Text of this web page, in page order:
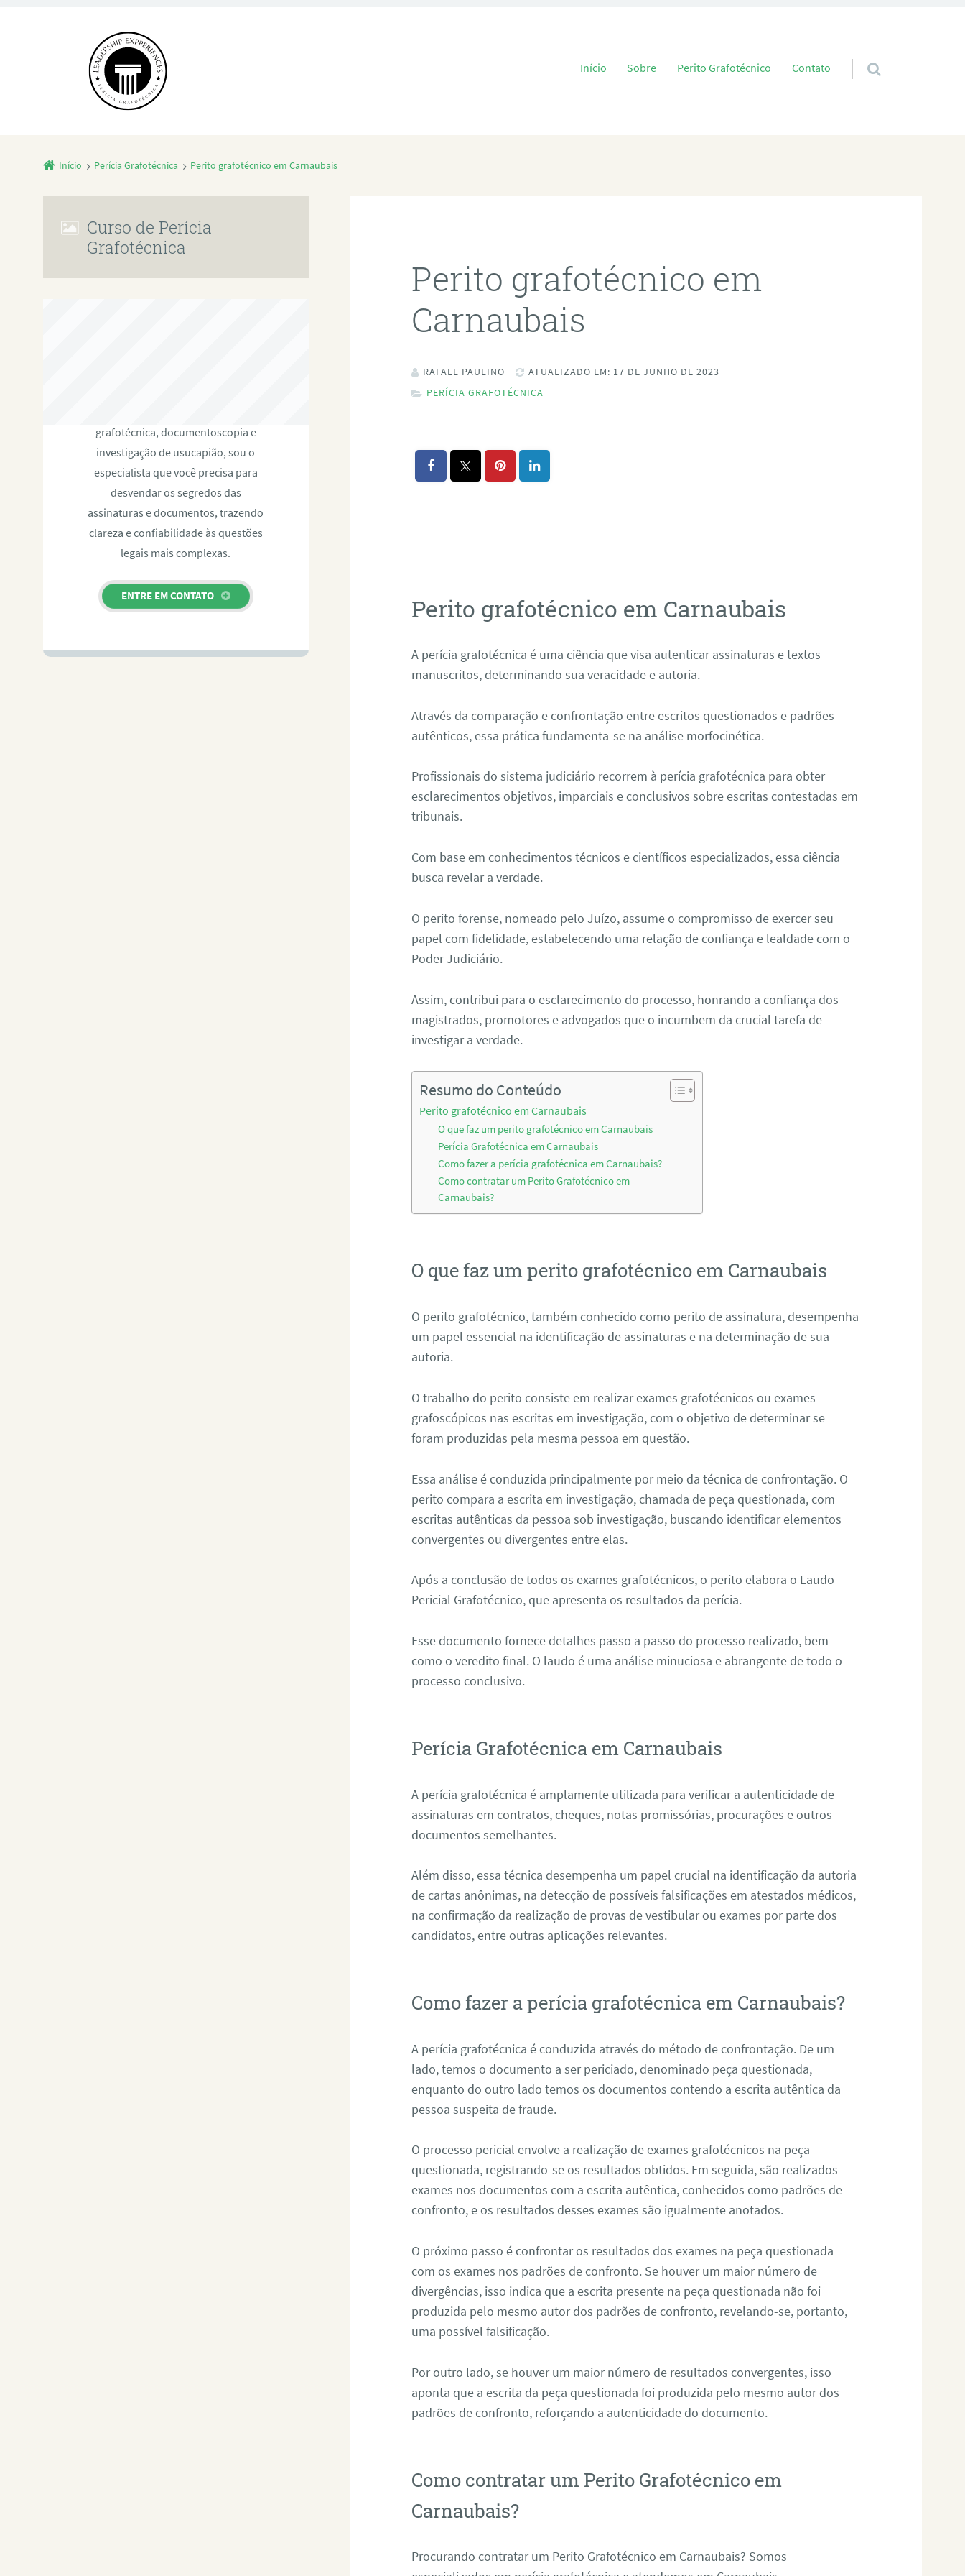
Pular para o conteúdo
Início Sobre Perito Grafotécnico Contato
Início Perícia Grafotécnica Perito grafotécnico em Carnaubais
Perito grafotécnico em
Carnaubais
RAFAEL PAULINO
ATUALIZADO EM: 17 DE JUNHO DE 2023
PERÍCIA GRAFOTÉCNICA
Perito grafotécnico em Carnaubais
A perícia grafotécnica é uma ciência que visa autenticar assinaturas e textos
manuscritos, determinando sua veracidade e autoria.
Através da comparação e confrontação entre escritos questionados e padrões
autênticos, essa prática fundamenta-se na análise morfocinética.
Profissionais do sistema judiciário recorrem à perícia grafotécnica para obter
esclarecimentos objetivos, imparciais e conclusivos sobre escritas contestadas em
tribunais.
Com base em conhecimentos técnicos e científicos especializados, essa ciência
busca revelar a verdade.
O perito forense, nomeado pelo Juízo, assume o compromisso de exercer seu
papel com fidelidade, estabelecendo uma relação de confiança e lealdade com o
Poder Judiciário.
Assim, contribui para o esclarecimento do processo, honrando a confiança dos
magistrados, promotores e advogados que o incumbem da crucial tarefa de
investigar a verdade.
Resumo do Conteúdo
Perito grafotécnico em Carnaubais
O que faz um perito grafotécnico em Carnaubais
Perícia Grafotécnica em Carnaubais
Como fazer a perícia grafotécnica em Carnaubais?
Como contratar um Perito Grafotécnico em
Carnaubais?
O que faz um perito grafotécnico em Carnaubais
O perito grafotécnico, também conhecido como perito de assinatura, desempenha
um papel essencial na identificação de assinaturas e na determinação de sua
autoria.
O trabalho do perito consiste em realizar exames grafotécnicos ou exames
grafoscópicos nas escritas em investigação, com o objetivo de determinar se
foram produzidas pela mesma pessoa em questão.
Essa análise é conduzida principalmente por meio da técnica de confrontação. O
perito compara a escrita em investigação, chamada de peça questionada, com
escritas autênticas da pessoa sob investigação, buscando identificar elementos
convergentes ou divergentes entre elas.
Após a conclusão de todos os exames grafotécnicos, o perito elabora o Laudo
Pericial Grafotécnico, que apresenta os resultados da perícia.
Esse documento fornece detalhes passo a passo do processo realizado, bem
como o veredito final. O laudo é uma análise minuciosa e abrangente de todo o
processo conclusivo.
Perícia Grafotécnica em Carnaubais
A perícia grafotécnica é amplamente utilizada para verificar a autenticidade de
assinaturas em contratos, cheques, notas promissórias, procurações e outros
documentos semelhantes.
Além disso, essa técnica desempenha um papel crucial na identificação da autoria
de cartas anônimas, na detecção de possíveis falsificações em atestados médicos,
na confirmação da realização de provas de vestibular ou exames por parte dos
candidatos, entre outras aplicações relevantes.
Como fazer a perícia grafotécnica em Carnaubais?
A perícia grafotécnica é conduzida através do método de confrontação. De um
lado, temos o documento a ser periciado, denominado peça questionada,
enquanto do outro lado temos os documentos contendo a escrita autêntica da
pessoa suspeita de fraude.
O processo pericial envolve a realização de exames grafotécnicos na peça
questionada, registrando-se os resultados obtidos. Em seguida, são realizados
exames nos documentos com a escrita autêntica, conhecidos como padrões de
confronto, e os resultados desses exames são igualmente anotados.
O próximo passo é confrontar os resultados dos exames na peça questionada
com os exames nos padrões de confronto. Se houver um maior número de
divergências, isso indica que a escrita presente na peça questionada não foi
produzida pelo mesmo autor dos padrões de confronto, revelando-se, portanto,
uma possível falsificação.
Por outro lado, se houver um maior número de resultados convergentes, isso
aponta que a escrita da peça questionada foi produzida pelo mesmo autor dos
padrões de confronto, reforçando a autenticidade do documento.
Como contratar um Perito Grafotécnico em
Carnaubais?
Procurando contratar um Perito Grafotécnico em Carnaubais? Somos
Curso de Perícia
Grafotécnica
grafotécnica, documentoscopia e
investigação de usucapião, sou o
especialista que você precisa para
desvendar os segredos das
assinaturas e documentos, trazendo
clareza e confiabilidade às questões
legais mais complexas.
ENTRE EM CONTATO